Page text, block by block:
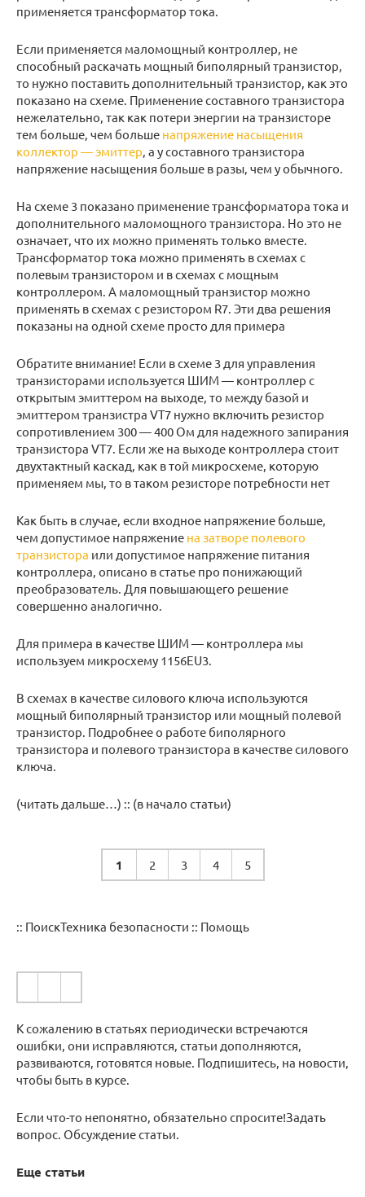
применяется трансформатор тока.
Если применяется маломощный контроллер, не
способный раскачать мощный биполярный транзистор,
то нужно поставить дополнительный транзистор, как это
показано на схеме. Применение составного транзистора
нежелательно, так как потери энергии на транзисторе
тем больше, чем больше напряжение насыщения
коллектор — эмиттер , а у составного транзистора
напряжение насыщения больше в разы, чем у обычного.
На схеме 3 показано применение трансформатора тока и
дополнительного маломощного транзистора. Но это не
означает, что их можно применять только вместе.
Трансформатор тока можно применять в схемах с
полевым транзистором и в схемах с мощным
контроллером. А маломощный транзистор можно
применять в схемах с резистором R7. Эти два решения
показаны на одной схеме просто для примера
Обратите внимание! Если в схеме 3 для управления
транзисторами используется ШИМ — контроллер с
открытым эмиттером на выходе, то между базой и
эмиттером транзистра VT7 нужно включить резистор
сопротивлением 300 — 400 Ом для надежного запирания
транзистора VT7. Если же на выходе контроллера стоит
двухтактный каскад, как в той микросхеме, которую
применяем мы, то в таком резисторе потребности нет
Как быть в случае, если входное напряжение больше,
чем допустимое напряжение на затворе полевого
транзистора или допустимое напряжение питания
контроллера, описано в статье про понижающий
преобразователь. Для повышающего решение
совершенно аналогично.
Для примера в качестве ШИМ — контроллера мы
используем микросхему 1156EU3.
В схемах в качестве силового ключа используются
мощный биполярный транзистор или мощный полевой
транзистор. Подробнее о работе биполярного
транзистора и полевого транзистора в качестве силового
ключа.
(читать дальше…) :: (в начало статьи)
1 2 3 4 5
:: ПоискТехника безопасности :: Помощь
К сожалению в статьях периодически встречаются
ошибки, они исправляются, статьи дополняются,
развиваются, готовятся новые. Подпишитесь, на новости,
чтобы быть в курсе.
Если что-то непонятно, обязательно спросите!Задать
вопрос. Обсуждение статьи.
Еще статьи